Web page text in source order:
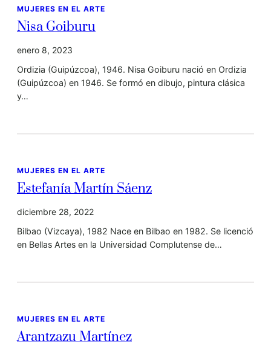
MUJERES EN EL ARTE
Nisa Goiburu
enero 8, 2023
Ordizia (Guipúzcoa), 1946. Nisa Goiburu nació en Ordizia
(Guipúzcoa) en 1946. Se formó en dibujo, pintura clásica
y…
MUJERES EN EL ARTE
Estefanía Martín Sáenz
diciembre 28, 2022
Bilbao (Vizcaya), 1982 Nace en Bilbao en 1982. Se licenció
en Bellas Artes en la Universidad Complutense de…
MUJERES EN EL ARTE
Arantzazu Martínez